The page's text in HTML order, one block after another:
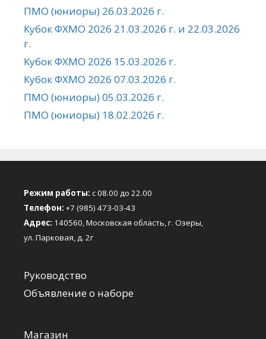
ПМО (юниоры) 26.03.2026 г.
Кубок ФХМО 2026 21.03.2026 г. и 22.03.2026
г.
Кубок ФХМО 2026 15.03.2026 г.
Кубок ФХМО 2026 07.03.2026 г.
ПМО (юниоры) 05.03.2026 г.
ПМО (юниоры) 18.02.2026 г.
Режим работы: с 08.00 до 22.00
Телефон: +7 (985) 473-03-43
Адрес: 140560, Московская область, г. Озеры,
ул. Парковая, д. 2г
Руководство
Объявление о наборе
Магазин